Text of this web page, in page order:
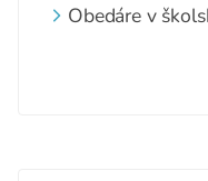
Obedáre v